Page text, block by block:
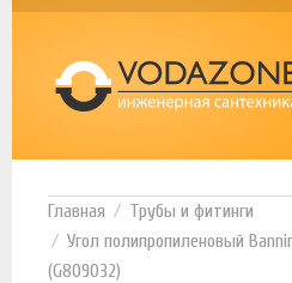
Трубы и фитинги
Угол полипропиленовый
(G809032)